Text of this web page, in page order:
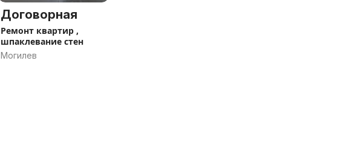
Договорная
Ремонт квартир ,
шпаклевание стен
Могилев